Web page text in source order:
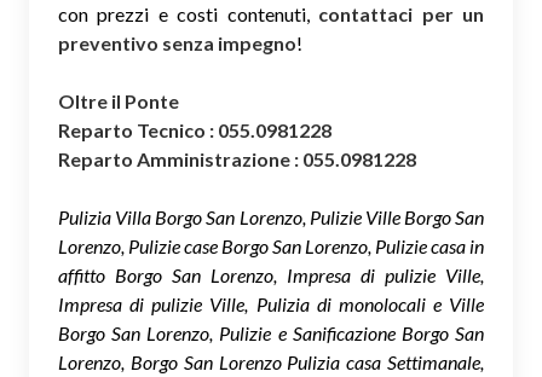
con prezzi e costi contenuti, contattaci per un
preventivo senza impegno!
Oltre il Ponte
Reparto Tecnico : 055.0981228
Reparto Amministrazione : 055.0981228
Pulizia Villa Borgo San Lorenzo, Pulizie Ville Borgo San
Lorenzo, Pulizie case Borgo San Lorenzo, Pulizie casa in
affitto Borgo San Lorenzo, Impresa di pulizie Ville,
Impresa di pulizie Ville, Pulizia di monolocali e Ville
Borgo San Lorenzo, Pulizie e Sanificazione Borgo San
Lorenzo, Borgo San Lorenzo Pulizia casa Settimanale,